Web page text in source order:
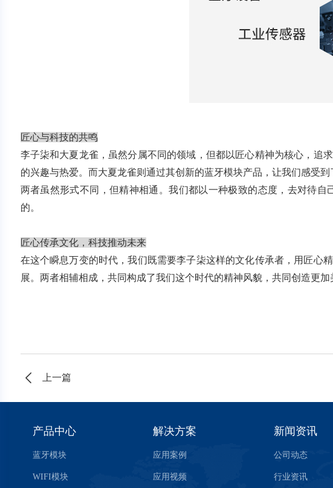
匠心与科技的共鸣
李子柒和大夏龙雀，虽然分属不同的领域，但都以匠心精神为核心，追
的兴趣与热爱。而大夏龙雀则通过其创新的蓝牙模块产品，让我们感受
两者虽然形式不同，但精神相通。我们都以一种极致的态度，去对待
的。
匠心传承文化，科技推动未来
在这个瞬息万变的时代，我们既需要李子柒这样的文化传承者，用匠心
展。两者相辅相成，共同构成了我们这个时代的精神风貌，共同创造更加
上一篇
产品中心
蓝牙模块
WIFI模块
解决方案
应用案例
应用视频
新闻资讯
公司动态
行业资讯